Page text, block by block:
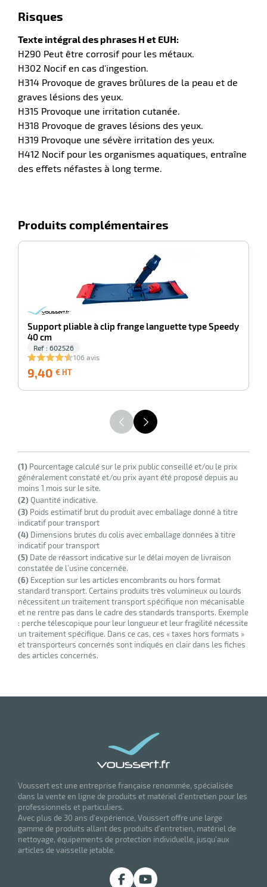
Risques
Texte intégral des phrases H et EUH:
H290 Peut être corrosif pour les métaux.
H302 Nocif en cas d'ingestion.
H314 Provoque de graves brûlures de la peau et de
graves lésions des yeux.
H315 Provoque une irritation cutanée.
H318 Provoque de graves lésions des yeux.
H319 Provoque une sévère irritation des yeux.
H412 Nocif pour les organismes aquatiques, entraîne
des effets néfastes à long terme.
Produits complémentaires
Support pliable à clip frange languette type Speedy
40 cm
Ref : 602526
106 avis
9,40 € HT
HT
(1) Pourcentage calculé sur le prix public conseillé et/ou le prix
généralement constaté et/ou prix ayant été proposé depuis au
moins 1 mois sur le site.
(2)Quantité indicative.
(3) Poids estimatif brut du produit avec emballage donné à titre
indicatif pour transport
(4) Dimensions brutes du colis avec emballage données à titre
indicatif pour transport
(5) Date de réassort indicative sur le délai moyen de livraison
constatée de l’usine concernée.
(6) Exception sur les articles encombrants ou hors format
standard transport. Certains produits très volumineux ou lourds
nécessitent un traitement transport spécifique non mécanisable
et ne rentre pas dans le cadre des standards transports. Exemple
: perche télescopique pour leur longueur et leur fragilité nécessite
un traitement spécifique. Dans ce cas, ces « taxes hors formats »
et transporteurs concernés sont indiqués en clair dans les fiches
des articles concernés.
Voussert est une entreprise française renommée, spécialisée
dans la vente en ligne de produits et matériel d'entretien pour les
professionnels et particuliers.
Avec plus de 30 ans d'expérience, Voussert offre une large
gamme de produits allant des produits d'entretien, matériel de
nettoyage, équipements de protection individuelle, jusqu'aux
articles de vaisselle jetable.